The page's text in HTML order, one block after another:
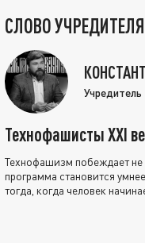
СЛОВО УЧРЕДИТЕЛЯ
Технофашисты XXI
Технофашизм побеждает не
программа становится
тогда, когда человек